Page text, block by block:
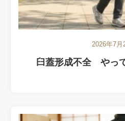
2026年7月
臼蓋形成不全 やっ